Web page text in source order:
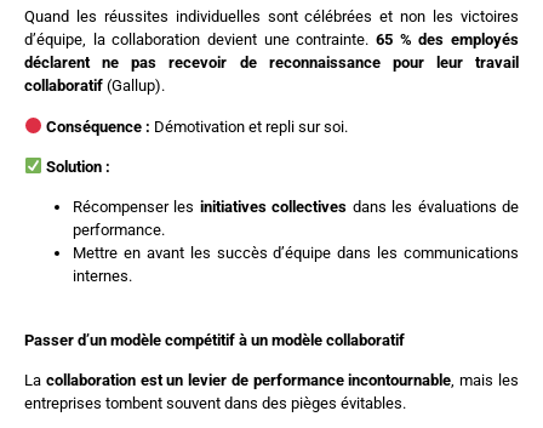
Quand les réussites individuelles sont célébrées et non les victoires
d’équipe, la collaboration devient une contrainte. 65 % des employés
déclarent ne pas recevoir de reconnaissance pour leur travail
collaboratif (Gallup).
Conséquence : Démotivation et repli sur soi.
Solution :
Récompenser les initiatives collectives dans les évaluations de
performance.
Mettre en avant les succès d’équipe dans les communications
internes.
Passer d’un modèle compétitif à un modèle collaboratif
La collaboration est un levier de performance incontournable, mais les
entreprises tombent souvent dans des pièges évitables.